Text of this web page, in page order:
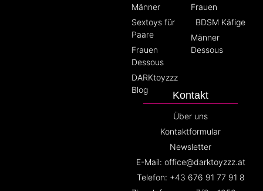
Männer
Sextoys für
Paare
Frauen
Dessous
DARKtoyzzz
Blog
Frauen
BDSM Käfige
Männer
Dessous
Kontakt
Über uns
Kontaktformular
Newsletter
E-Mail: office@darktoyzzz.at
Telefon: +43 676 91 77 91 8